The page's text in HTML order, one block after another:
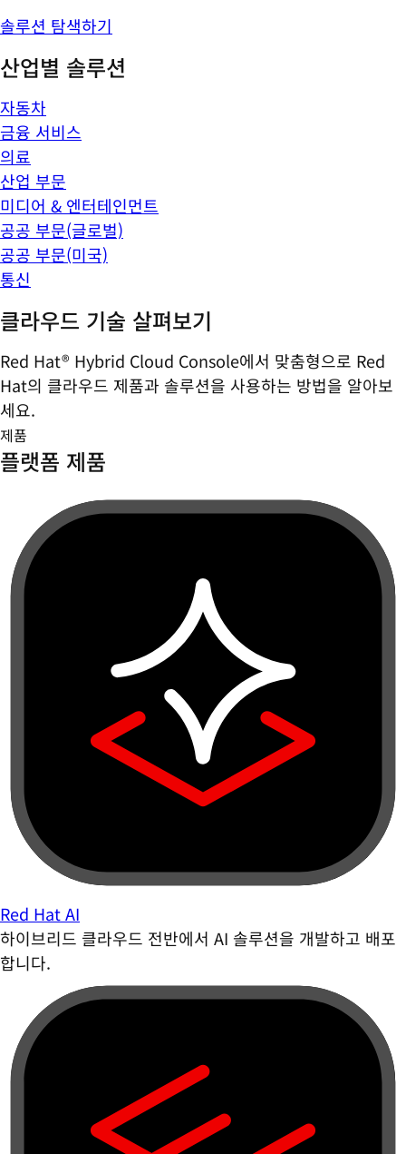
솔루션 탐색하기
산업별 솔루션
자동차
금융 서비스
의료
산업 부문
미디어 & 엔터테인먼트
공공 부문(글로벌)
공공 부문(미국)
통신
클라우드 기술 살펴보기
Red Hat® Hybrid Cloud Console에서 맞춤형으로 Red
Hat의 클라우드 제품과 솔루션을 사용하는 방법을 알아보
세요.
제품
플랫폼 제품
Red Hat AI
하이브리드 클라우드 전반에서 AI 솔루션을 개발하고 배포
합니다.